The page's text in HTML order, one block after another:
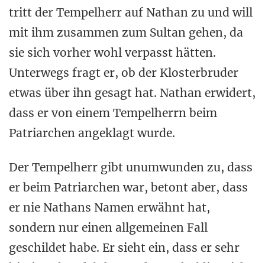
tritt der Tempelherr auf Nathan zu und will
mit ihm zusammen zum Sultan gehen, da
sie sich vorher wohl verpasst hätten.
Unterwegs fragt er, ob der Klosterbruder
etwas über ihn gesagt hat. Nathan erwidert,
dass er von einem Tempelherrn beim
Patriarchen angeklagt wurde.
Der Tempelherr gibt unumwunden zu, dass
er beim Patriarchen war, betont aber, dass
er nie Nathans Namen erwähnt hat,
sondern nur einen allgemeinen Fall
geschildet habe. Er sieht ein, dass er sehr